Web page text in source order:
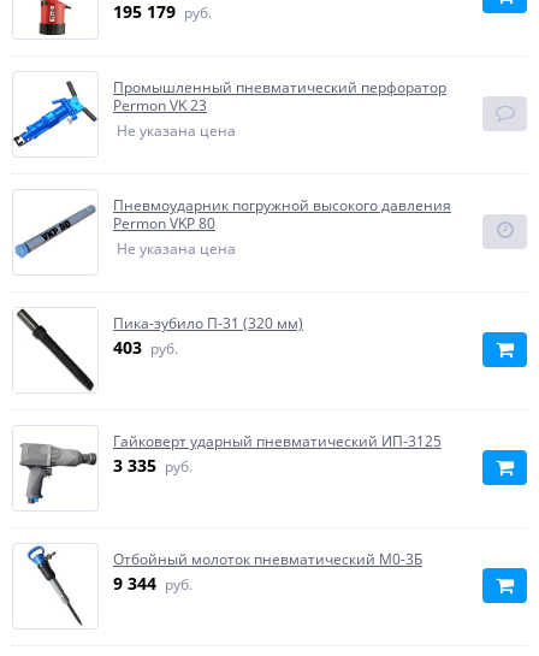
195 179 руб.
Промышленный пневматический перфоратор
Permon VK 23
Не указана цена
Пневмоударник погружной высокого давления
Permon VKP 80
Не указана цена
Пика-зубило П-31 (320 мм)
403 руб.
Гайковерт ударный пневматический ИП-3125
3 335 руб.
Отбойный молоток пневматический М0-3Б
9 344 руб.